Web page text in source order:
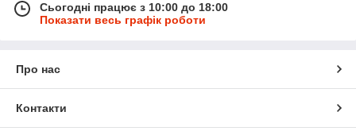
Сьогодні працює з 10:00 до 18:00
Показати весь графік роботи
Про нас
Контакти